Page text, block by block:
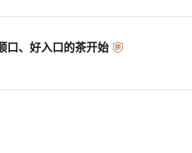
口、好入口的茶开始